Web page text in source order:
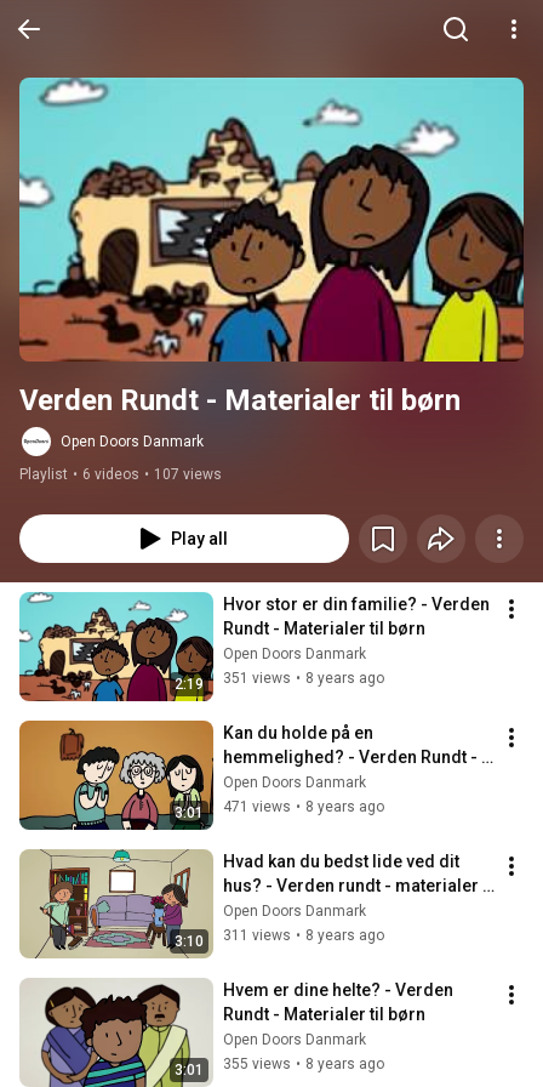
Verden Rundt - Materialer til børn
Open Doors Danmark
Playlist • 6 videos • 107 views
Play all
2:19
Hvor stor er din familie? - Verden
Rundt - Materialer til børn
Open Doors Danmark
351 views • 8 years ago
3:01
Kan du holde på en
hemmelighed? - Verden Rundt -
Materialer til børn
Open Doors Danmark
471 views • 8 years ago
3:10
Hvad kan du bedst lide ved dit
hus? - Verden rundt - materialer
til børn
Open Doors Danmark
311 views • 8 years ago
3:01
Hvem er dine helte? - Verden
Rundt - Materialer til børn
Open Doors Danmark
355 views • 8 years ago